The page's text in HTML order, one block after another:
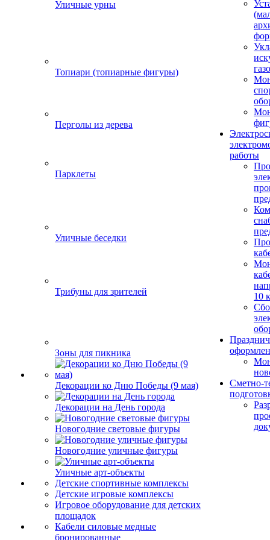
Уличные урны
Топиари (топиарные фигуры)
Перголы из дерева
Парклеты
Уличные беседки
Трибуны для зрителей
Зоны для пикника
Декорации ко Дню Победы (9 мая)
Декорации на День города
Новогодние световые фигуры
Новогодние уличные фигуры
Уличные арт-объекты
Детские спортивные комплексы
Детские игровые комплексы
Игровое оборудование для детских
площадок
Кабели силовые медные
бронированные
работы
10
Сметно-